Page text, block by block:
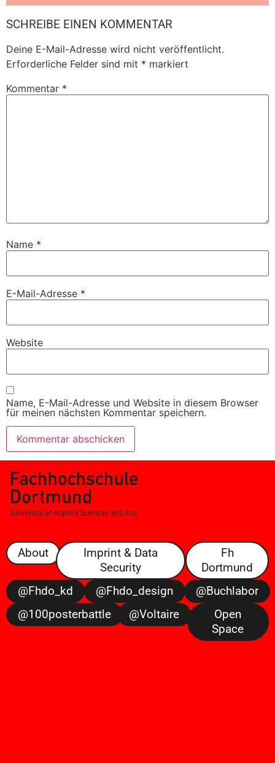
SCHREIBE EINEN KOMMENTAR
Deine E-Mail-Adresse wird nicht veröffentlicht.
Erforderliche Felder sind mit * markiert
Kommentar *
Name *
E-Mail-Adresse *
Website
Name, E-Mail-Adresse und Website in diesem Browser
für meinen nächsten Kommentar speichern.
About
Imprint & Data
Security
Fh
Dortmund
@fhdo_kd
@fhdo_design
@buchlabor
@100posterbattle
@voltaire
Open
Space